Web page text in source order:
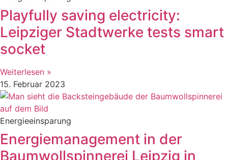
Playfully saving electricity:
Leipziger Stadtwerke tests smart
socket
Weiterlesen »
15. Februar 2023
Energieeinsparung
Energiemanagement in der
Baumwollspinnerei Leipzig in